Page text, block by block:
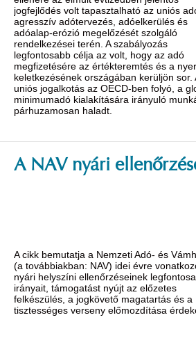
jogfejlődés volt tapasztalható az uniós
agresszív adótervezés, adóelkerülés és
adóalap-erózió megelőzését szolgáló
rendelkezései terén. A szabályozás
legfontosabb célja az volt, hogy az adó
megfizetésére az értékteremtés és a
keletkezésének országában kerüljön sor.
uniós jogalkotás az OECD-ben folyó, a
minimumadó kialakítására irányuló
párhuzamosan haladt.
A NAV nyári
A cikk bemutatja a Nemzeti Adó- és
(a továbbiakban: NAV) idei évre
nyári helyszíni ellenőrzéseinek
irányait, támogatást nyújt az előzetes
felkészülés, a jogkövető magatartás és a
tisztességes verseny előmozdítása